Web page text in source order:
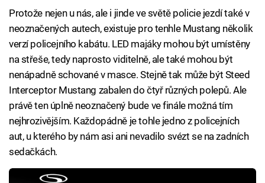
Protože nejen u nás, ale i jinde ve světě policie jezdí také v
neoznačených autech, existuje pro tenhle Mustang několik
verzí policejního kabátu. LED majáky mohou být umístěny
na střeše, tedy naprosto viditelně, ale také mohou být
nenápadně schované v masce. Stejně tak může být Steed
Interceptor Mustang zabalen do čtyř různých polepů. Ale
právě ten úplně neoznačený bude ve finále možná tím
nejhrozivějším. Každopádně je tohle jedno z policejních
aut, u kterého by nám asi ani nevadilo svézt se na zadních
sedačkách.